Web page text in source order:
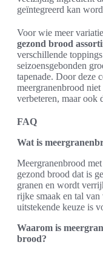
geïntegreerd kan
Voor wie meer
gezond brood
verschillende
seizoensgebonden
tapenade. Door deze
meergranenbrood
verbeteren, maar ook
FAQ
Wat is
Meergranenbrood
gezond brood dat is
granen en wordt
rijke smaak en tal
uitstekende keuze is
Waarom is
brood?